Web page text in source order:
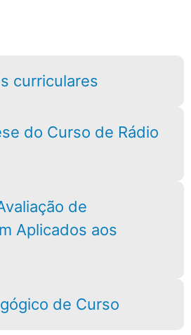
curriculares
do Curso de Rádio
de
Aplicados aos
de Curso